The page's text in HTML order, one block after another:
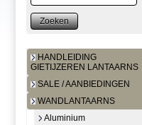
Zoeken
HANDLEIDING
GIETIJZEREN LANTAARNS
SALE / AANBIEDINGEN
WANDLANTAARNS
Aluminium